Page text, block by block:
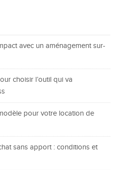
avec un aménagement sur-
choisir l’outil qui va
pour votre location de
sans apport : conditions et